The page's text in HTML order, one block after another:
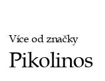
Více od značky
Pikolinos